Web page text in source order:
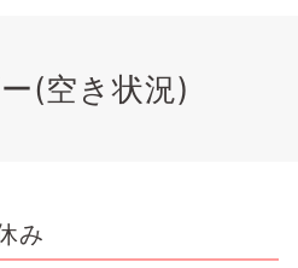
(空き状況)
み